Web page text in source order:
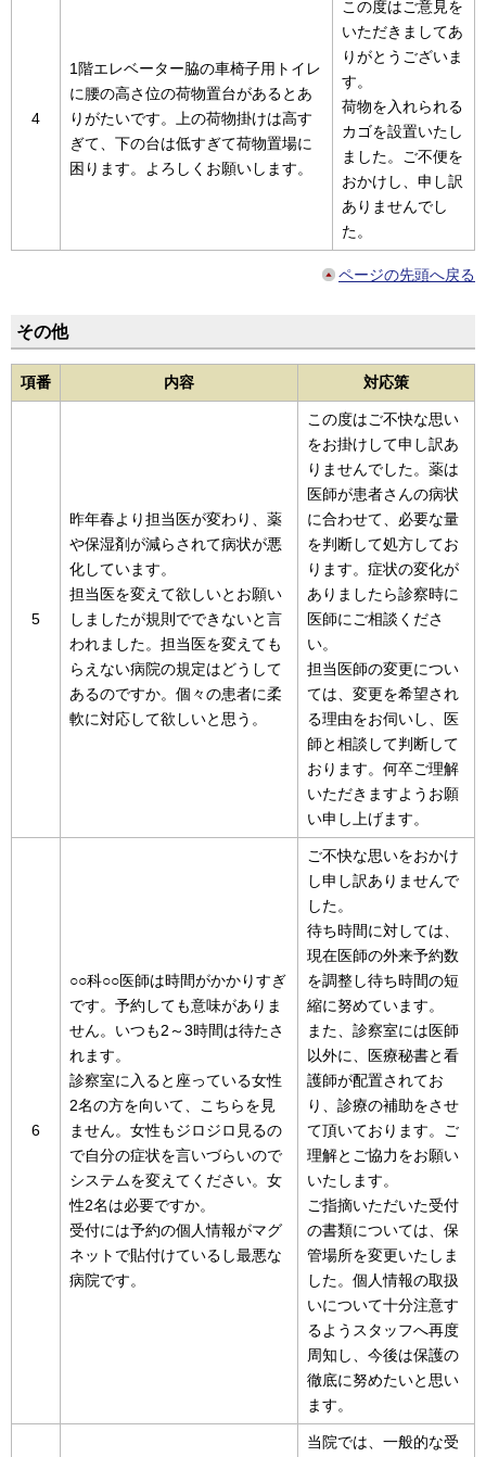
4
1階エレベーター脇の車椅子用トイレ
に腰の高さ位の荷物置台があるとあ
りがたいです。上の荷物掛けは高す
ぎて、下の台は低すぎて荷物置場に
困ります。よろしくお願いします。
この度はご意見を
いただきましてあ
りがとうございま
す。
荷物を入れられる
カゴを設置いたし
ました。ご不便を
おかけし、申し訳
ありませんでし
た。
ページの先頭へ戻る
その他
項番 内容 対応策
5
昨年春より担当医が変わり、薬
や保湿剤が減らされて病状が悪
化しています。
担当医を変えて欲しいとお願い
しましたが規則でできないと言
われました。担当医を変えても
らえない病院の規定はどうして
あるのですか。個々の患者に柔
軟に対応して欲しいと思う。
この度はご不快な思い
をお掛けして申し訳あ
りませんでした。薬は
医師が患者さんの病状
に合わせて、必要な量
を判断して処方してお
ります。症状の変化が
ありましたら診察時に
医師にご相談くださ
い。
担当医師の変更につい
ては、変更を希望され
る理由をお伺いし、医
師と相談して判断して
おります。何卒ご理解
いただきますようお願
い申し上げます。
6
○○科○○医師は時間がかかりすぎ
です。予約しても意味がありま
せん。いつも2～3時間は待たさ
れます。
診察室に入ると座っている女性
2名の方を向いて、こちらを見
ません。女性もジロジロ見るの
で自分の症状を言いづらいので
システムを変えてください。女
性2名は必要ですか。
受付には予約の個人情報がマグ
ネットで貼付けているし最悪な
病院です。
ご不快な思いをおかけ
し申し訳ありませんで
した。
待ち時間に対しては、
現在医師の外来予約数
を調整し待ち時間の短
縮に努めています。
また、診察室には医師
以外に、医療秘書と看
護師が配置されてお
り、診療の補助をさせ
て頂いております。ご
理解とご協力をお願い
いたします。
ご指摘いただいた受付
の書類については、保
管場所を変更いたしま
した。個人情報の取扱
いについて十分注意す
るようスタッフへ再度
周知し、今後は保護の
徹底に努めたいと思い
ます。
当院では、一般的な受